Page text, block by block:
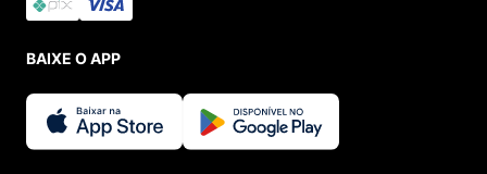
BAIXE O APP